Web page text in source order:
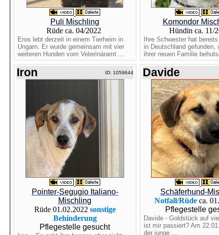
Puli Mischling
Rüde ca. 04/2022
Eros lebt derzeit in einem Tierheim in
Ungarn. Er wurde gemeinsam mit vier
weiteren Hunden vom Veterinäramt ...
Komondor
Hündin ca. 11/
Ihre Schwester hat
in Deutschland gefunden,
ihrer neuen Familie
Iron ID: 1059644
Pointer-Segugio Italiano-
Mischling
Rüde 01.02.2022 sonstige
Behinderung
Pflegestelle gesucht
Davide
Schäferhund-
Notfall/Rüdeca.
Pflegestelle
Davide - Goldstück auf
ist mir passiert? Am
der junge ...